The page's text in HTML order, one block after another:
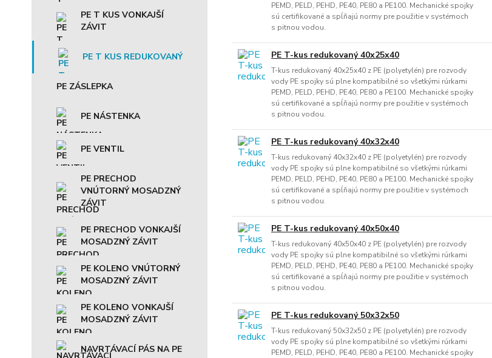
PE T KUS VONKAJŠÍ
ZÁVIT
PE T KUS REDUKOVANÝ
PE ZÁSLEPKA
PE NÁSTENKA
PE VENTIL
PE PRECHOD
VNÚTORNÝ MOSADZNÝ
ZÁVIT
PE PRECHOD VONKAJŠÍ
MOSADZNÝ ZÁVIT
PE KOLENO VNÚTORNÝ
MOSADZNÝ ZÁVIT
PE KOLENO VONKAJŠÍ
MOSADZNÝ ZÁVIT
NAVRTÁVACÍ PÁS NA PE
PEMD, PELD, PEHD, PE40, PE80 a PE100. Mechanické spojky
sú certifikované a spĺňajú normy pre použitie v systémoch
s pitnou vodou.
PE T-kus redukovaný 40x25x40
T-kus redukovaný 40x25x40 z PE (polyetylén) pre rozvody
vody PE spojky sú plne kompatibilné so všetkými rúrkami
PEMD, PELD, PEHD, PE40, PE80 a PE100. Mechanické spojky
sú certifikované a spĺňajú normy pre použitie v systémoch
s pitnou vodou.
PE T-kus redukovaný 40x32x40
T-kus redukovaný 40x32x40 z PE (polyetylén) pre rozvody
vody PE spojky sú plne kompatibilné so všetkými rúrkami
PEMD, PELD, PEHD, PE40, PE80 a PE100. Mechanické spojky
sú certifikované a spĺňajú normy pre použitie v systémoch
s pitnou vodou.
PE T-kus redukovaný 40x50x40
T-kus redukovaný 40x50x40 z PE (polyetylén) pre rozvody
vody PE spojky sú plne kompatibilné so všetkými rúrkami
PEMD, PELD, PEHD, PE40, PE80 a PE100. Mechanické spojky
sú certifikované a spĺňajú normy pre použitie v systémoch
s pitnou vodou.
PE T-kus redukovaný 50x32x50
T-kus redukovaný 50x32x50 z PE (polyetylén) pre rozvody
vody PE spojky sú plne kompatibilné so všetkými rúrkami
PEMD, PELD, PEHD, PE40, PE80 a PE100. Mechanické spojky